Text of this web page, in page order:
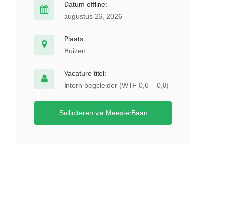
Datum offline:
augustus 26, 2026
Plaats:
Huizen
Vacature titel:
Intern begeleider (WTF 0,6 – 0,8)
Solliciteren via MeesterBaan